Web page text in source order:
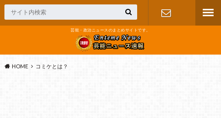
芸能・政治ニュースのまとめサイトです。
HOME コミケとは？